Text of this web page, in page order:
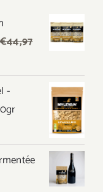
€44,97
-